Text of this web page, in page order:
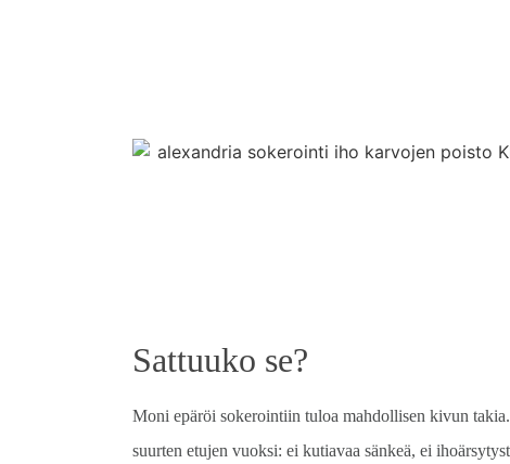
Sattuuko se?
Moni epäröi sokerointiin tuloa mahdollisen kivun
suurten etujen vuoksi: ei kutiavaa sänkeä, ei